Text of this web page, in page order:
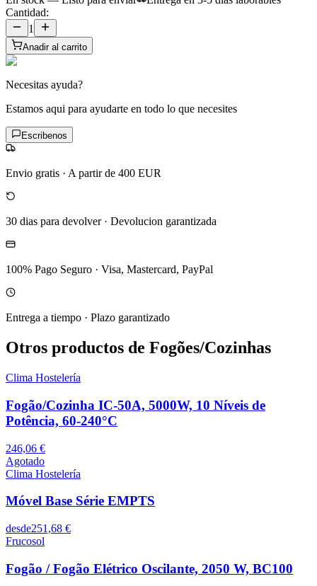
Cantidad:
1
Anadir al carrito
Necesitas ayuda?
Estamos aqui para ayudarte en todo lo que necesites
Escribenos
Envio gratis · A partir de 400 EUR
30 dias para devolver· Devolucion garantizada
100% Pago Seguro · Visa, Mastercard, PayPal
Entrega a tiempo · Plazo garantizado
Otros productos de Fogões/Cozinhas
Clima Hostelería
Fogão/Cozinha IC-50A, 5000W, 10 Níveis de
Potência, 60-240°C
246,06 €
Agotado
Clima Hostelería
Móvel Base Série EMPTS
desde251,68 €
Frucosol
Fogão / Fogão Elétrico Oscilante, 2050 W, BC100